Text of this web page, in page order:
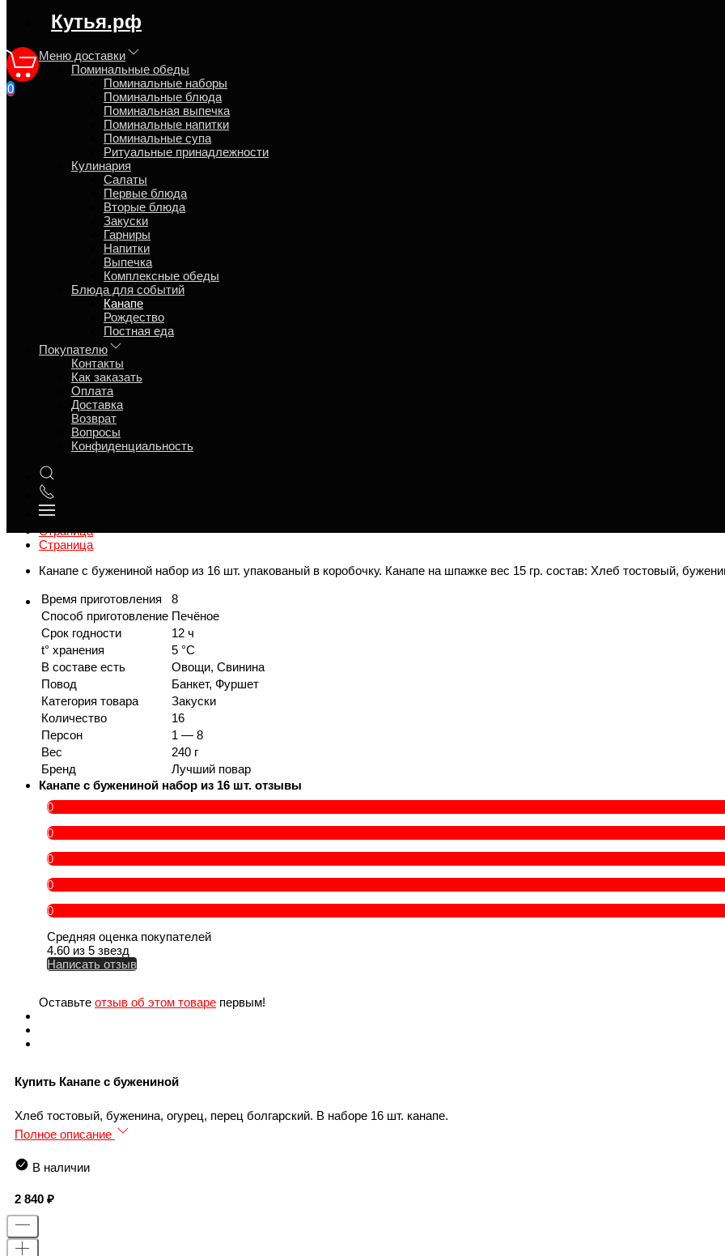
регион доставки:
Московская область
Кутья.рф
Меню доставки
Поминальные обеды
Поминальные наборы
Поминальные блюда
Поминальная выпечка
Поминальные напитки
Поминальные супа
Ритуальные принадлежности
Кулинария
Салаты
Первые блюда
Вторые блюда
Закуски
Гарниры
Напитки
Выпечка
Комплексные обеды
Блюда для событий
Канапе
Рождество
Постная еда
Покупателю
Контакты
Как заказать
Оплата
Доставка
Возврат
Вопросы
Конфиденциальность
0
Канапе с бужениной набор из 16 шт.
Блюда для событий
Канапе
Обзор
Характеристики
Отзывы
Страница
Страница
Страница
Канапе с бужениной набор из 16 шт. упакованый в коробочку. Канапе на шпажке вес 15 гр. состав: Хлеб тостовый,
Время приготовления
8
Способ приготовление Печёное
Срок годности
12 ч
t° хранения
5 °C
В составе есть
Овощи, Свинина
Повод
Банкет, Фуршет
Категория товара
Закуски
Количество
16
Персон
1 — 8
Вес
240 г
Бренд
Лучший повар
Канапе с бужениной набор из 16 шт. отзывы
0
0
0
0
0
Средняя оценка покупателей
4.60 из 5 звезд
Написать отзыв
Оставьте отзыв об этом товаре первым!
Купить Канапе с бужениной
Хлеб тостовый, буженина, огурец, перец болгарский. В наборе 16 шт. канапе.
Полное описание
В наличии
2 840